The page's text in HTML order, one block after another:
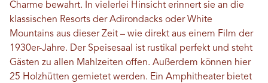
Charme bewahrt. In vielerlei Hinsicht erinnert sie an die
klassischen Resorts der Adirondacks oder White
Mountains aus dieser Zeit – wie direkt aus einem Film der
1930er-Jahre. Der Speisesaal ist rustikal perfekt und steht
Gästen zu allen Mahlzeiten offen. Außerdem können hier
25 Holzhütten gemietet werden. Ein Amphitheater bietet